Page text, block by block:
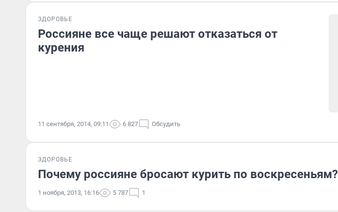
ЗДОРОВЬЕ
Россияне все чаще решают отказаться от
курения
11 сентября, 2014, 09:11 6 827 Обсудить
ЗДОРОВЬЕ
Почему россияне бросают курить по воскресеньям?
1 ноября, 2013, 16:16 5 787 1